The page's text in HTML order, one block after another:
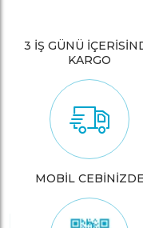
3 İŞ GÜNÜ
KARGO
MOBİL CEBİNİZDE